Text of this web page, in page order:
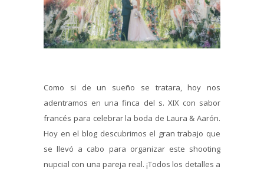
Como si de un sueño se tratara, hoy nos
adentramos en una finca del s. XIX con sabor
francés para celebrar la boda de Laura & Aarón.
Hoy en el blog descubrimos el gran trabajo que
se llevó a cabo para organizar este shooting
nupcial con una pareja real. ¡Todos los detalles a